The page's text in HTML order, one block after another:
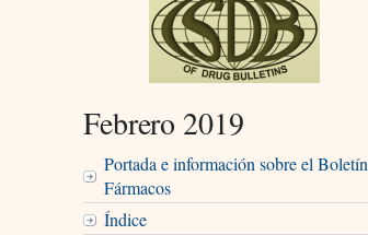
Febrero 2019
Portada e información sobre el Boletín
Fármacos
Índice